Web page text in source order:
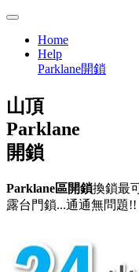
Home
Help
Parklane開鎖
山頂
Parklane
開鎖
Parklane區開鎖換鎖最
露台門鎖...通通無問題!!